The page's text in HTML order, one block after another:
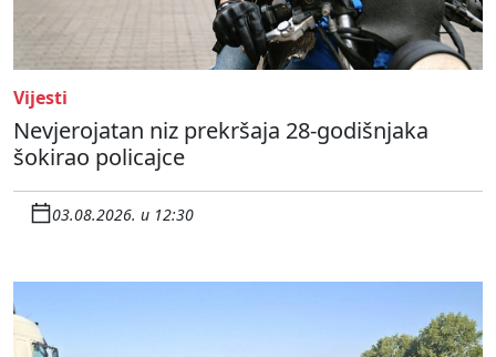
Vijesti
Nevjerojatan niz prekršaja 28-godišnjaka
šokirao policajce
03.08.2026. u 12:30